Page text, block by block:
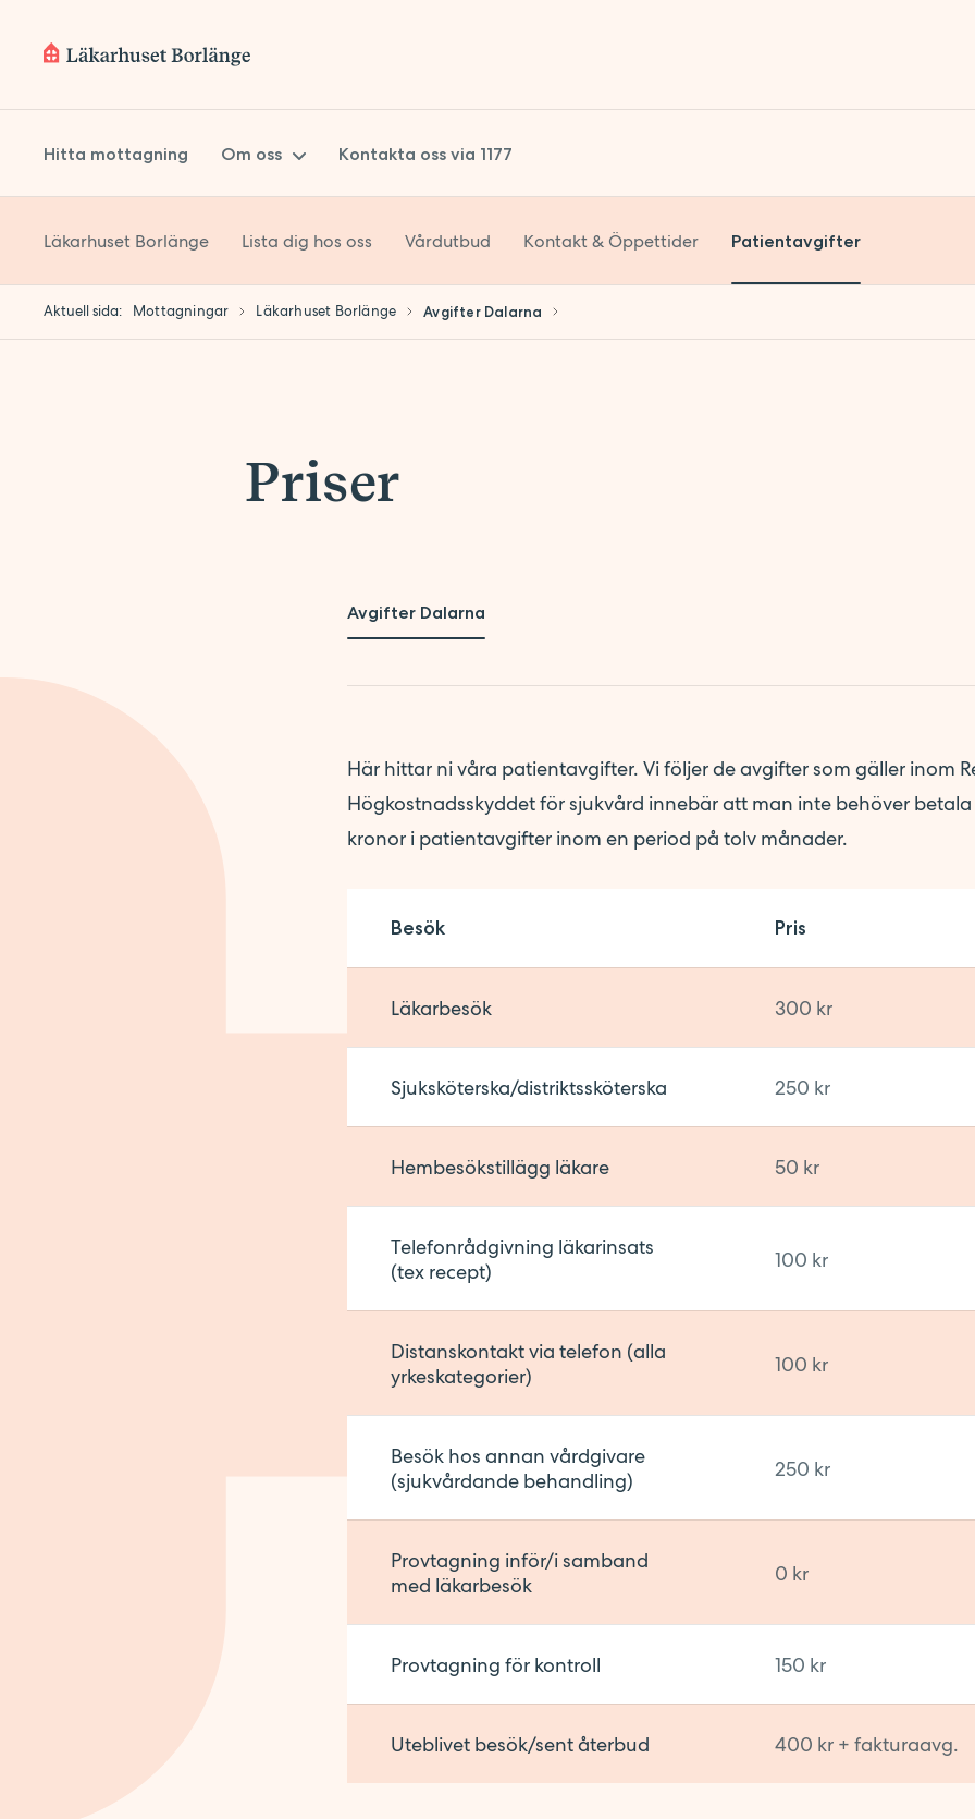
Hitta mottagning Om oss
Om Prima Vård
Styrelse
Företagsförvärv
Kontakta oss via 1177
Läkarhuset Borlänge Lista dig hos oss Vårdutbud Kontakt & Öppettider Patientavgifter
Aktuell sida: Mottagningar Läkarhuset Borlänge Avgifter Dalarna
Priser
Avgifter Dalarna
Här hittar ni våra patientavgifter. Vi följer de avgifter som gäller inom
Högkostnadsskyddet för sjukvård innebär att man inte behöver betala
kronor i patientavgifter inom en period på tolv månader.
Besök Pris
Läkarbesök 300 kr
Sjuksköterska/distriktssköterska 250 kr
Hembesökstillägg läkare 50 kr
Telefonrådgivning läkarinsats
(tex recept)
100 kr
Distanskontakt via telefon (alla
yrkeskategorier)
100 kr
Besök hos annan vårdgivare
(sjukvårdande behandling)
250 kr
Provtagning inför/i samband
med läkarbesök
0 kr
Provtagning för kontroll 150 kr
Uteblivet besök/sent återbud 400 kr + fakturaavg.